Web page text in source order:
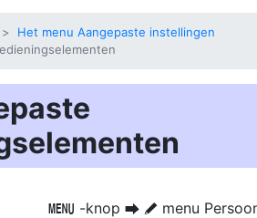
Het menu Aangepaste instellingen
G -knop U A menu